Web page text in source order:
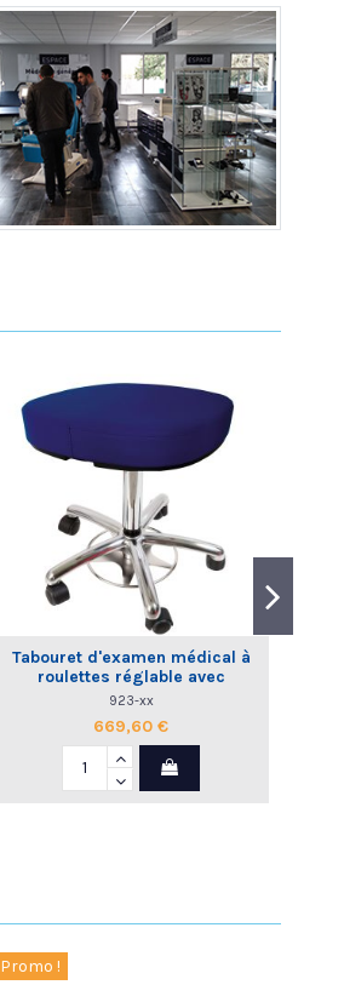
Tabouret d'examen médical à
roulettes réglable avec
dossier commande au pied
923-xx
669,60 €
Promo !